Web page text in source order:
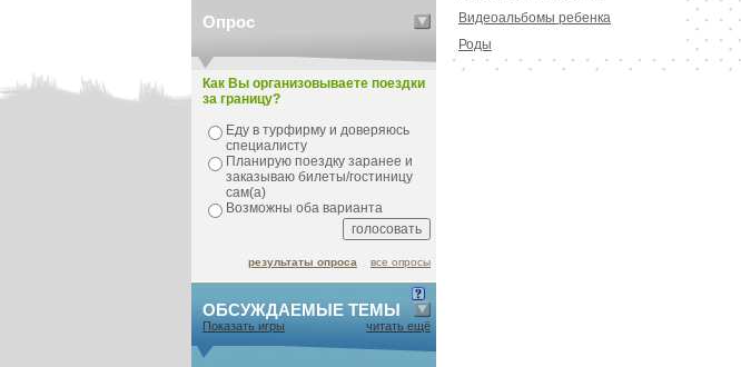
Опрос
Как Вы организовываете поездки
за границу?
Еду в турфирму и доверяюсь
специалисту
Планирую поездку заранее и
заказываю билеты/гостиницу
сам(а)
Возможны оба варианта
результаты опроса все опросы
ОБСУЖДАЕМЫЕ ТЕМЫ
Показать игры читать ещё
Видеоальбомы ребенка
Роды